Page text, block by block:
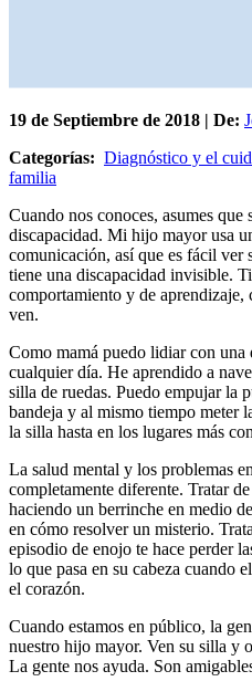
19 de Septiembre de 2018 | De:
Categorías: Diagnóstico y el
familia
Cuando nos conoces, asumes
discapacidad. Mi hijo mayor usa
comunicación, así que es fácil
tiene una discapacidad invisible.
comportamiento y de aprendizaje,
ven.
Como mamá puedo lidiar con una
cualquier día. He aprendido a
silla de ruedas. Puedo empujar la
bandeja y al mismo tiempo meter
la silla hasta en los lugares más
La salud mental y los problemas
completamente diferente. Tratar
haciendo un berrinche en medio
en cómo resolver un misterio.
episodio de enojo te hace perder
lo que pasa en su cabeza cuando
el corazón.
Cuando estamos en público, la
nuestro hijo mayor. Ven su silla y
La gente nos ayuda. Son